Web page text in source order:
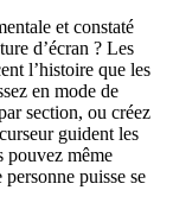
et constaté
d’écran ? Les
l’histoire que les
en mode de
section, ou créez
guident les
pouvez même
puisse se